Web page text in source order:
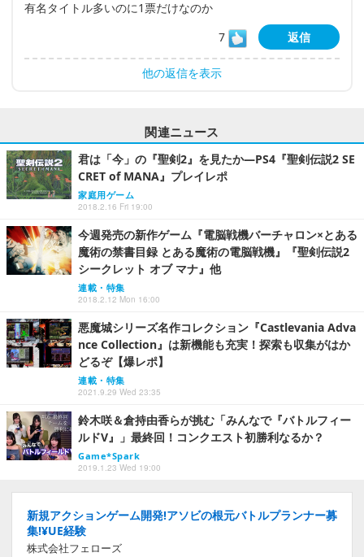
有名タイトル多いのに1票だけなのか
7
返信
他の返信を表示
関連ニュース
君は「今」の『聖剣2』を見たか―PS4『聖剣伝説2 SE
CRET of MANA』プレイレポ
家庭用ゲーム
2018.2.16 Fri 19:00
今週発売の新作ゲーム『電脳戦機バーチャロン×とある
魔術の禁書目録 とある魔術の電脳戦機』『聖剣伝説2
シークレット オブ マナ』他
連載・特集
2018.2.12 Mon 16:00
悪魔城シリーズ名作コレクション『Castlevania Adva
nce Collection』は新機能も充実！探索も収集がはか
どるぞ【爆レポ】
連載・特集
2021.9.29 Wed 23:35
鈴木咲＆倉持由香らが挑む「みんなで『バトルフィー
ルドV』」最終回！コンクエスト初勝利なるか？
Game*Spark
2019.1.23 Wed 19:00
新規アクションゲーム開発!アソビの根元バトルプランナー募
集!¥UE経験
株式会社フェローズ